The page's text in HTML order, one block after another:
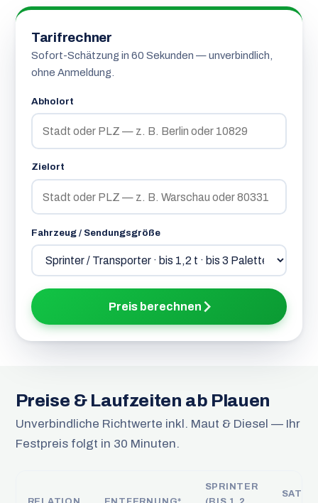
Tarifrechner
Sofort-Schätzung in 60 Sekunden — unverbindlich,
ohne Anmeldung.
Abholort
Zielort
Fahrzeug / Sendungsgröße
Preis berechnen
Preise & Laufzeiten ab Plauen
Unverbindliche Richtwerte inkl. Maut & Diesel — Ihr
Festpreis folgt in 30 Minuten.
SPRINTER